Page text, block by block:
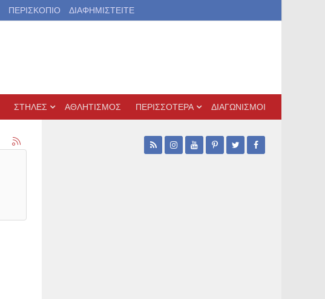
ΠΕΡΙΣΚΟΠΙΟ ΔΙΑΦΗΜΙΣΤΕΙΤΕ
ΣΤΗΛΕΣ ΑΘΛΗΤΙΣΜΟΣ ΠΕΡΙΣΣΟΤΕΡΑ ΔΙΑΓΩΝΙΣΜΟΙ